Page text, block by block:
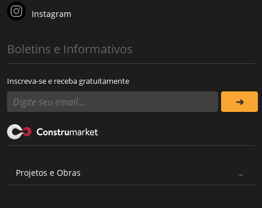
Instagram
Boletins e Informativos
Inscreva-se e receba gratuitamente
Projetos e Obras